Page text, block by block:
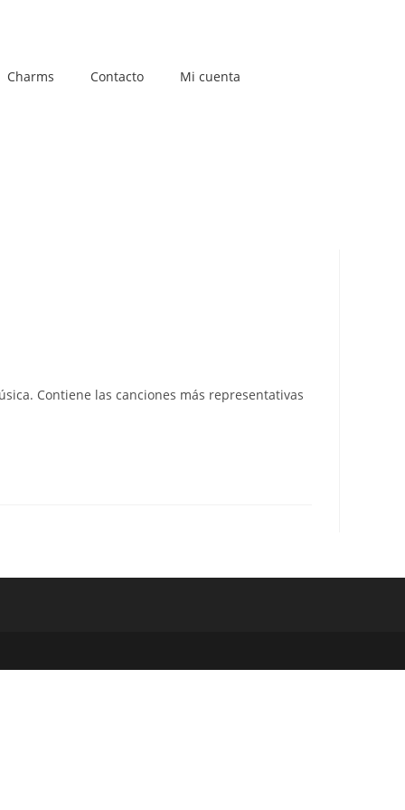
Charms Contacto Mi cuenta
Contiene las canciones más representativas